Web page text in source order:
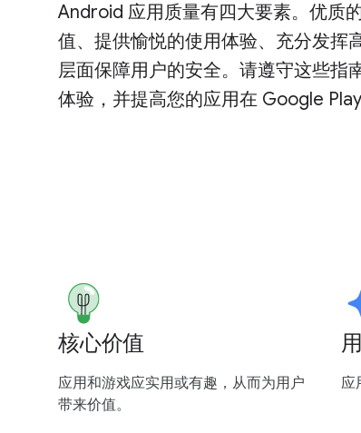
Android 应用质量有四大要素。优质
值、提供愉悦的使用体验、充分发挥
层面保障用户的安全。请遵守这些指
体验，并提高您的应用在 Google
核心价值
应用和游戏应实用或有趣，从而为用户
带来价值。
应